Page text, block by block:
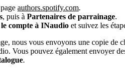
authors.spotify.com.
, puis à Partenaires de parrainage.
le compte à INaudio et suivez les
nous vous envoyons une copie de
Vous pouvez également envoyer
.